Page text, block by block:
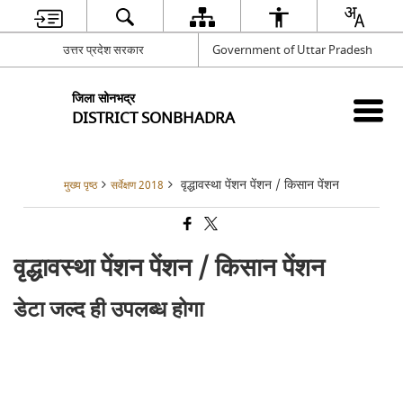
उत्तर प्रदेश सरकार Government of Uttar Pradesh
जिला सोनभद्र
DISTRICT SONBHADRA
मुख्य पृष्ठ सर्वेक्षण 2018 वृद्धावस्था पेंशन पेंशन / किसान पेंशन
वृद्धावस्था पेंशन पेंशन / किसान पेंशन
डेटा जल्द ही उपलब्ध होगा